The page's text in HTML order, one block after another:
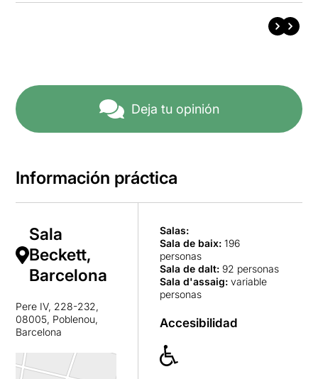
Deja tu opinión
Información práctica
Sala
Beckett,
Barcelona
Pere IV, 228-232,
08005, Poblenou,
Barcelona
Salas:
Sala de baix:196
personas
Sala de dalt:92 personas
Sala d'assaig:variable
personas
Accesibilidad